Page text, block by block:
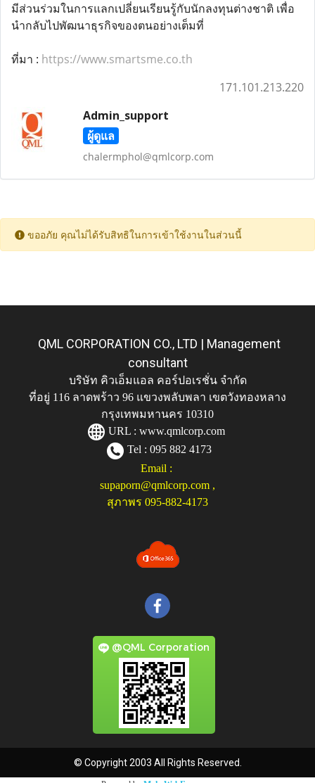
มีส่วนร่วมในการแลกเปลี่ยนเรียนรู้กับนักลงทุนต่างชาติ เพื่อ
นำกลับไปพัฒนาธุรกิจของตนอย่างเต็มที่
ที่มา : https://www.smartsme.co.th
171.101.213.220
Admin_support
ผู้ดูแล
chalermphol@qmlcorp.com
ขออภัย คุณไม่ได้รับสิทธิในการเข้าใช้งานในส่วนนี้
QML CORPORATION CO., LTD | Management
consultant
บริษัท คิวเอ็มแอล คอร์ปอเรชั่น จำกัด
ที่อยู่ 116 ลาดพร้าว 96 แขวงพลับพลา เขตวังทองหลาง
กรุงเทพมหานคร 10310
URL : www.qmlcorp.com
Tel : 095 882 4173
Email :
supaporn@qmlcorp.com ,
สุภาพร 095-882-4173
@QML Corporation
© Copyright 2003 All Rights Reserved.